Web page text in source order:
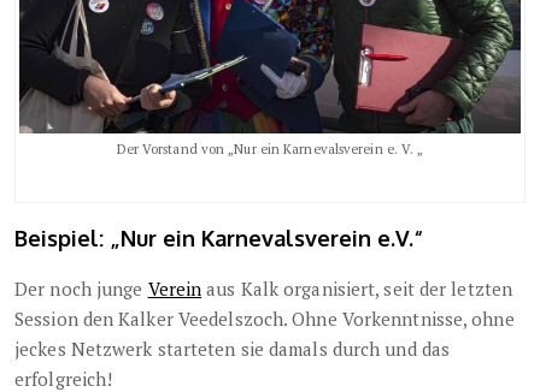
Der Vorstand von „Nur ein Karnevalsverein e. V. „
Beispiel: „Nur ein Karnevalsverein e.V.“
Der noch junge Verein aus Kalk organisiert, seit der letzten
Session den Kalker Veedelszoch. Ohne Vorkenntnisse, ohne
jeckes Netzwerk starteten sie damals durch und das
erfolgreich!